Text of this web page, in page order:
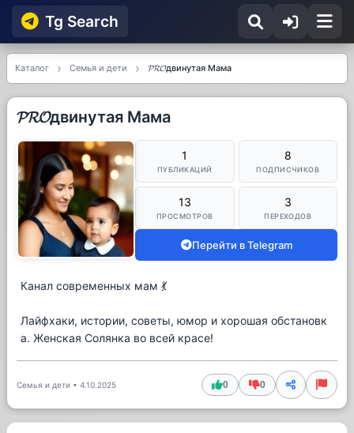
Tg Searсh
Каталог Семья и дети 𝓟𝓡𝓞двинутая Мама
𝓟𝓡𝓞двинутая Мама
1
ПУБЛИКАЦИЙ
8
ПОДПИСЧИКОВ
13
ПРОСМОТРОВ
3
ПЕРЕХОДОВ
Перейти в Telegram
Канал современных мам 💃
Лайфхаки, истории, советы, юмор и хорошая обстановк
а. Женская Солянка во всей красе!
Семья и дети • 4.10.2025 0 0